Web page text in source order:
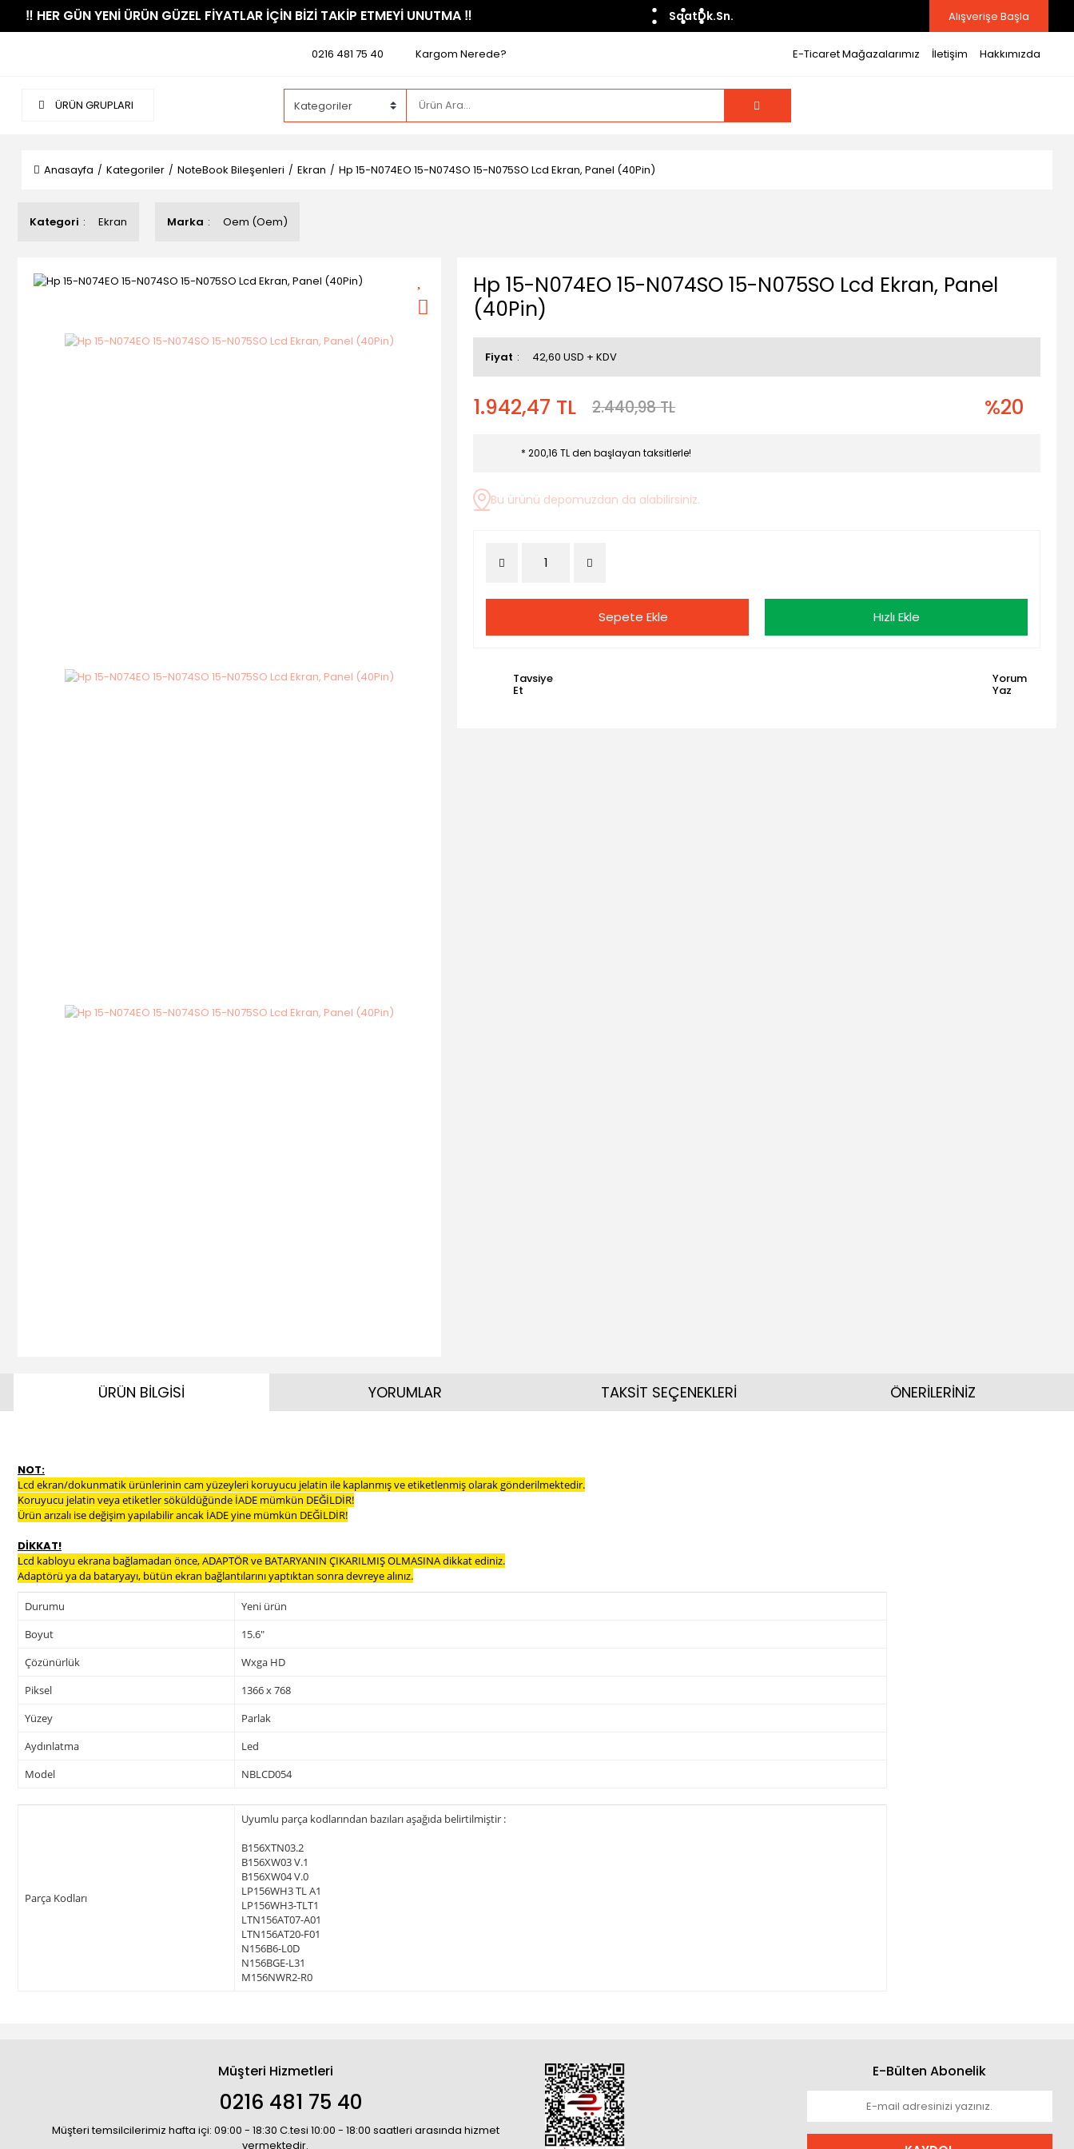
​‼️​ HER GÜN YENİ ÜRÜN GÜZEL FİYATLAR İÇİN BİZİ TAKİP ETMEYİ UNUTMA ​‼️​ SaatDk.Sn. Alışverişe Başla
0216 481 75 40 Kargom Nerede? E-Ticaret Mağazalarımız İletişim Hakkımızda
ÜRÜN GRUPLARI
Anasayfa Kategoriler NoteBook Bileşenleri Ekran Hp 15-N074EO 15-N074SO 15-N075SO Lcd Ekran, Panel (40Pin)
Kategori Ekran Marka Oem (Oem)
Hp 15-N074EO 15-N074SO 15-N075SO Lcd Ekran, Panel
(40Pin)
Fiyat 42,60 USD + KDV
1.942,47 TL 2.440,98 TL %20
* 200,16 TL den başlayan taksitlerle!
Bu ürünü depomuzdan da alabilirsiniz.
Sepete Ekle Hızlı Ekle
Tavsiye
Et
Yorum
Yaz
ÜRÜN BİLGİSİ
NOT:
Lcd ekran/dokunmatik ürünlerinin cam yüzeyleri koruyucu jelatin ile kaplanmış ve etiketlenmiş olarak gönderilmektedir.
Koruyucu jelatin veya etiketler söküldüğünde İADE mümkün DEĞİLDİR!
Ürün arızalı ise değişim yapılabilir ancak İADE yine mümkün DEĞİLDİR!
DİKKAT!
Lcd kabloyu ekrana bağlamadan önce, ADAPTÖR ve BATARYANIN ÇIKARILMIŞ OLMASINA dikkat ediniz.
Adaptörü ya da bataryayı, bütün ekran bağlantılarını yaptıktan sonra devreye alınız.
Durumu
Yeni ürün
Boyut
15.6"
Çözünürlük
Wxga HD
Piksel
1366 x 768
Yüzey
Parlak
Aydınlatma
Led
Model
NBLCD054
Parça Kodları
Uyumlu parça kodlarından bazıları aşağıda belirtilmiştir :
B156XTN03.2
B156XW03 V.1
B156XW04 V.0
LP156WH3 TL A1
LP156WH3-TLT1
LTN156AT07-A01
LTN156AT20-F01
N156B6-L0D
N156BGE-L31
M156NWR2-R0
YORUMLAR TAKSİT SEÇENEKLERİ ÖNERİLERİNİZ
Müşteri Hizmetleri
0216 481 75 40
Müşteri temsilcilerimiz hafta içi: 09:00 - 18:30 C.tesi 10:00 - 18:00 saatleri arasında hizmet
vermektedir.
E-Bülten Abonelik